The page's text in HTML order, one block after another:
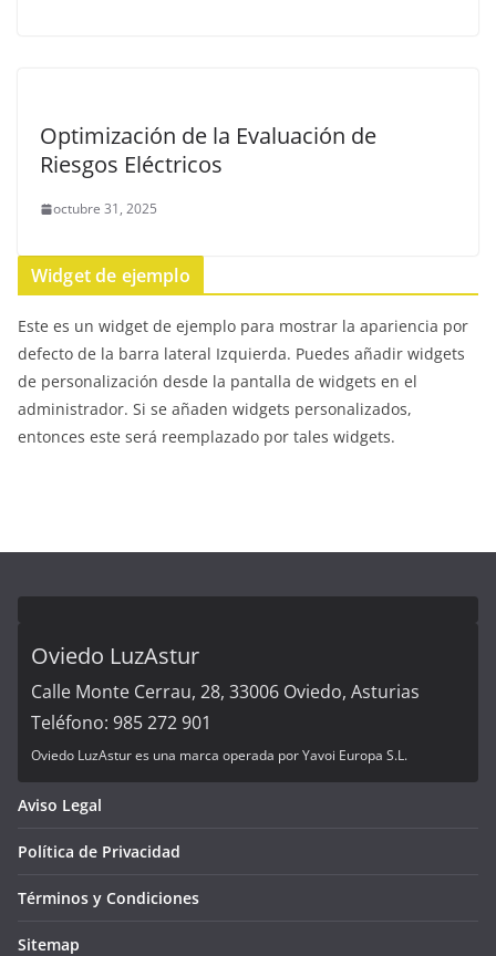
Optimización de la Evaluación de
Riesgos Eléctricos
octubre 31, 2025
Widget de ejemplo
Este es un widget de ejemplo para mostrar la apariencia por
defecto de la barra lateral Izquierda. Puedes añadir widgets
de personalización desde la pantalla de widgets en el
administrador. Si se añaden widgets personalizados,
entonces este será reemplazado por tales widgets.
Oviedo LuzAstur
Calle Monte Cerrau, 28, 33006 Oviedo, Asturias
Teléfono: 985 272 901
Oviedo LuzAstur es una marca operada por Yavoi Europa S.L.
Aviso Legal
Política de Privacidad
Términos y Condiciones
Sitemap